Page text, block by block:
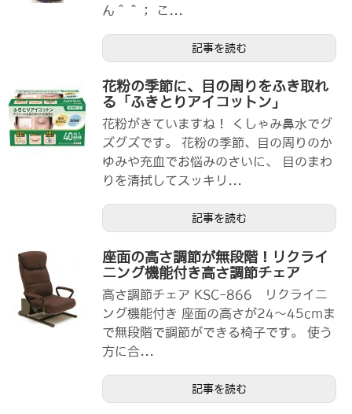
ん＾＾； こ...
記事を読む
花粉の季節に、目の周りをふき取れ
る「ふきとりアイコットン」
花粉がきていますね！ くしゃみ鼻水でグ
ズグズです。 花粉の季節、目の周りのか
ゆみや充血でお悩みのさいに、 目のまわ
りを清拭してスッキリ...
記事を読む
座面の高さ調節が無段階！リクライ
ニング機能付き高さ調節チェア
高さ調節チェア KSC-866 リクライニ
ング機能付き 座面の高さが24～45cmま
で無段階で調節ができる椅子です。 使う
方に合...
記事を読む